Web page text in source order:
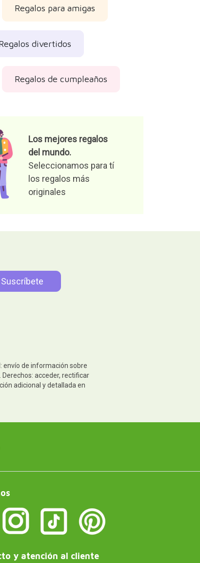
Regalos para amigas
divertidos
Regalos de cumpleaños
Los mejores regalos
del mundo.
Seleccionamos para tí
los regalos más
originales
envío de información sobre
acceder, rectificar
adicional y detallada en
y atención al cliente